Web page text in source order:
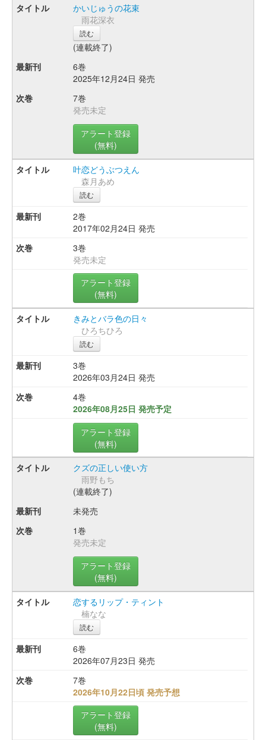
かいじゅうの花束
雨花深衣
読む
(連載終了)
6巻
2025年12月24日 発売
7巻
発売未定
アラート登録
(無料)
叶恋どうぶつえん
森月あめ
読む
2巻
2017年02月24日 発売
3巻
発売未定
アラート登録
(無料)
きみとバラ色の日々
ひろちひろ
読む
3巻
2026年03月24日 発売
4巻
2026年08月25日 発売予定
アラート登録
(無料)
クズの正しい使い方
雨野もち
(連載終了)
未発売
1巻
発売未定
アラート登録
(無料)
恋するリップ・ティント
楠なな
読む
6巻
2026年07月23日 発売
7巻
2026年10月22日頃 発売予想
アラート登録
(無料)